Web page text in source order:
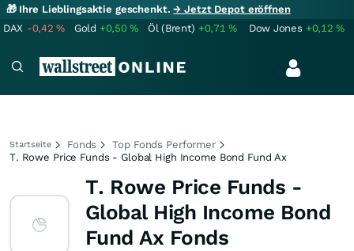
🎁 Ihre Lieblingsaktie geschenkt.→ Jetzt Depot eröffnen
DAX -0,42% Gold +0,50% Öl (Brent) +0,71% Dow Jones +0,12%
Startseite Fonds
Top Fonds Performer
T. Rowe Price Funds - Global High Income Bond Fund Ax
T. Rowe Price Funds -
Global High Income Bond
Fund Ax Fonds